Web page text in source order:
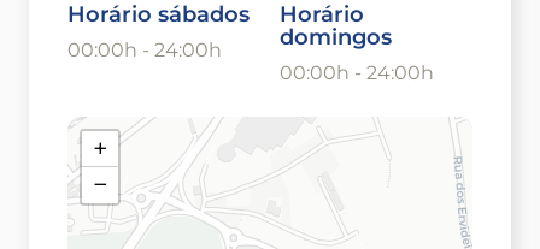
Horário sábados
00:00h - 24:00h
Horário
domingos
00:00h - 24:00h
+
−